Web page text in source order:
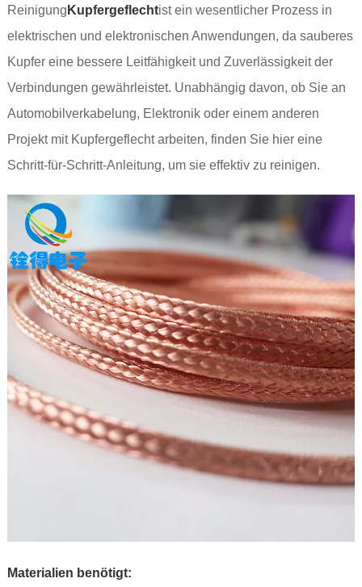
Reinigung Kupfergeflechtist ein wesentlicher Prozess in
elektrischen und elektronischen Anwendungen, da sauberes
Kupfer eine bessere Leitfähigkeit und Zuverlässigkeit der
Verbindungen gewährleistet. Unabhängig davon, ob Sie an
Automobilverkabelung, Elektronik oder einem anderen
Projekt mit Kupfergeflecht arbeiten, finden Sie hier eine
Schritt-für-Schritt-Anleitung, um sie effektiv zu reinigen.
Materialien benötigt: